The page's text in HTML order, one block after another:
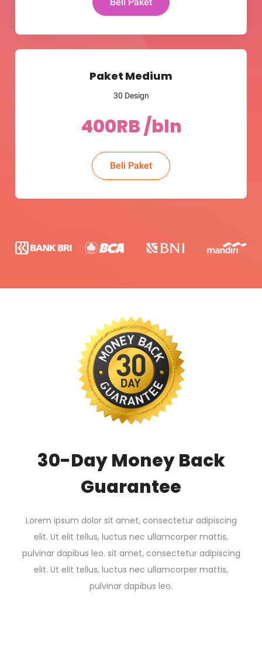
Beli Paket
Paket Medium
30 Design​
400RB /bln​
Beli Paket
30-Day Money Back
Guarantee​
Lorem ipsum dolor sit amet, consectetur adipiscing
elit. Ut elit tellus, luctus nec ullamcorper mattis,
pulvinar dapibus leo. sit amet, consectetur adipiscing
elit. Ut elit tellus, luctus nec ullamcorper mattis,
pulvinar dapibus leo.